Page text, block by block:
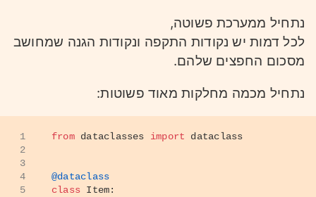
נתחיל ממערכת פשוטה,
לכל דמות יש נקודות התקפה ונקודות הגנה שמחושב
מסכום החפצים שלהם.
נתחיל מכמה מחלקות מאוד פשוטות:
1
2
3
4
5
from dataclasses import dataclass
@dataclass
class Item: